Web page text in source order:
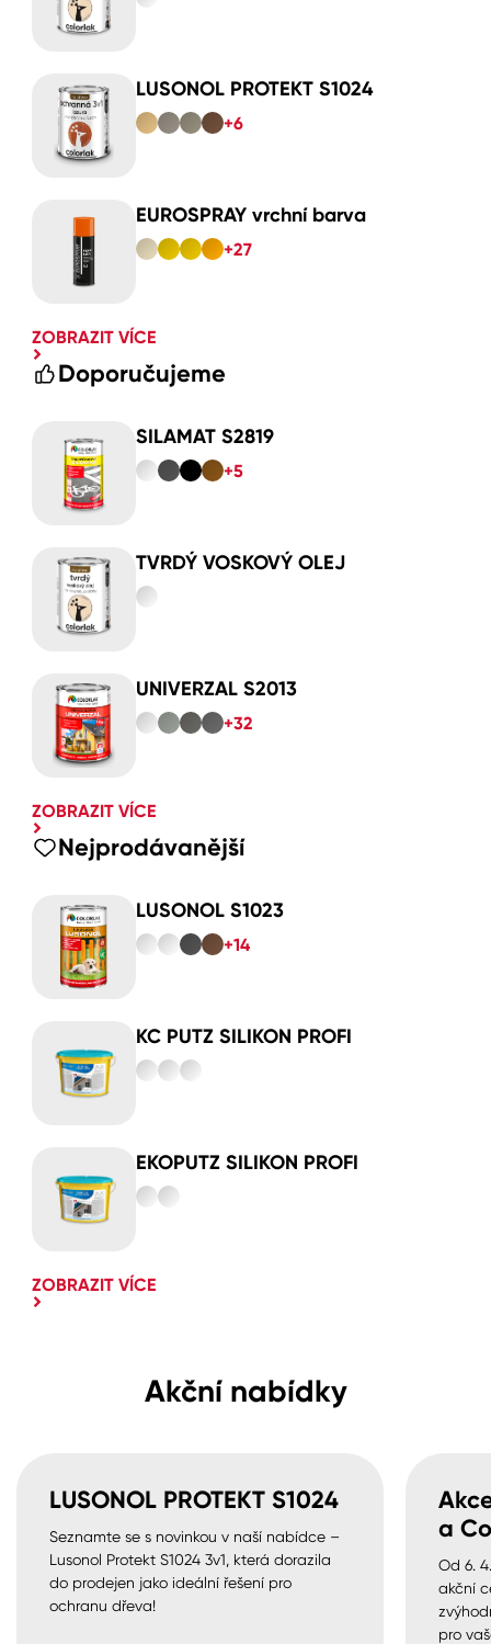
LUSONOL PROTEKT S1024
+6
EUROSPRAY vrchní barva
+27
ZOBRAZIT VÍCE
Doporučujeme
SILAMAT S2819
+5
TVRDÝ VOSKOVÝ OLEJ
UNIVERZAL S2013
+32
ZOBRAZIT VÍCE
Nejprodávanější
LUSONOL S1023
+14
KC PUTZ SILIKON PROFI
EKOPUTZ SILIKON PROFI
ZOBRAZIT VÍCE
Akční nabídky
LUSONOL PROTEKT S1024
Seznamte se s novinkou v naší nabídce –
Lusonol Protekt S1024 3v1, která dorazila
do prodejen jako ideální řešení pro
ochranu dřeva!
a
Od 6.
akční
pro